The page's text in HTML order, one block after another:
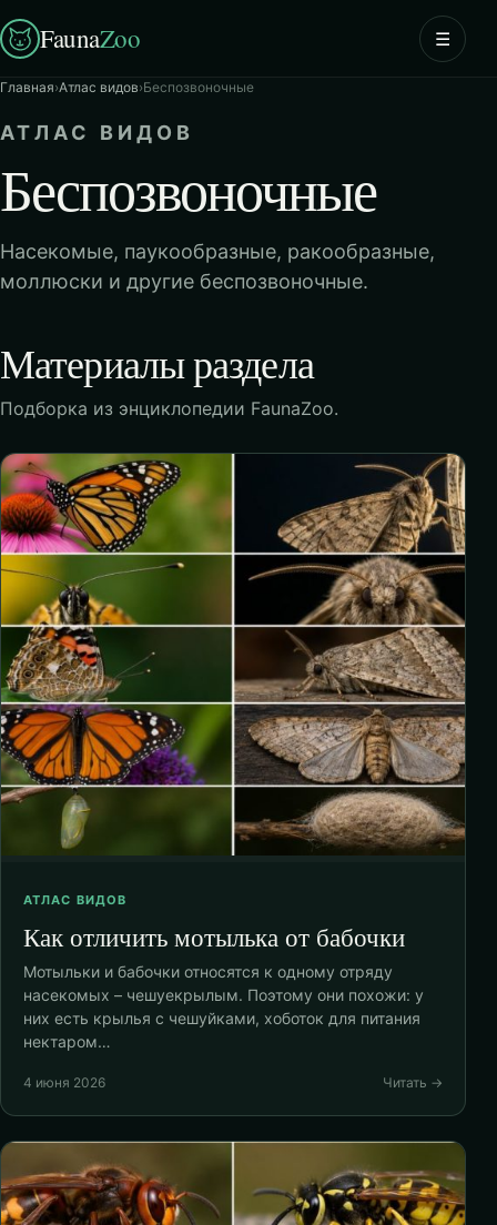
FaunaZoo ☰
Главная›Атлас видов›Беспозвоночные
АТЛАС ВИДОВ
Беспозвоночные
Насекомые, паукообразные, ракообразные,
моллюски и другие беспозвоночные.
Материалы раздела
Подборка из энциклопедии FaunaZoo.
АТЛАС ВИДОВ
Как отличить мотылька от бабочки
Мотыльки и бабочки относятся к одному отряду
насекомых – чешуекрылым. Поэтому они похожи: у
них есть крылья с чешуйками, хоботок для питания
нектаром…
4 июня 2026 Читать →